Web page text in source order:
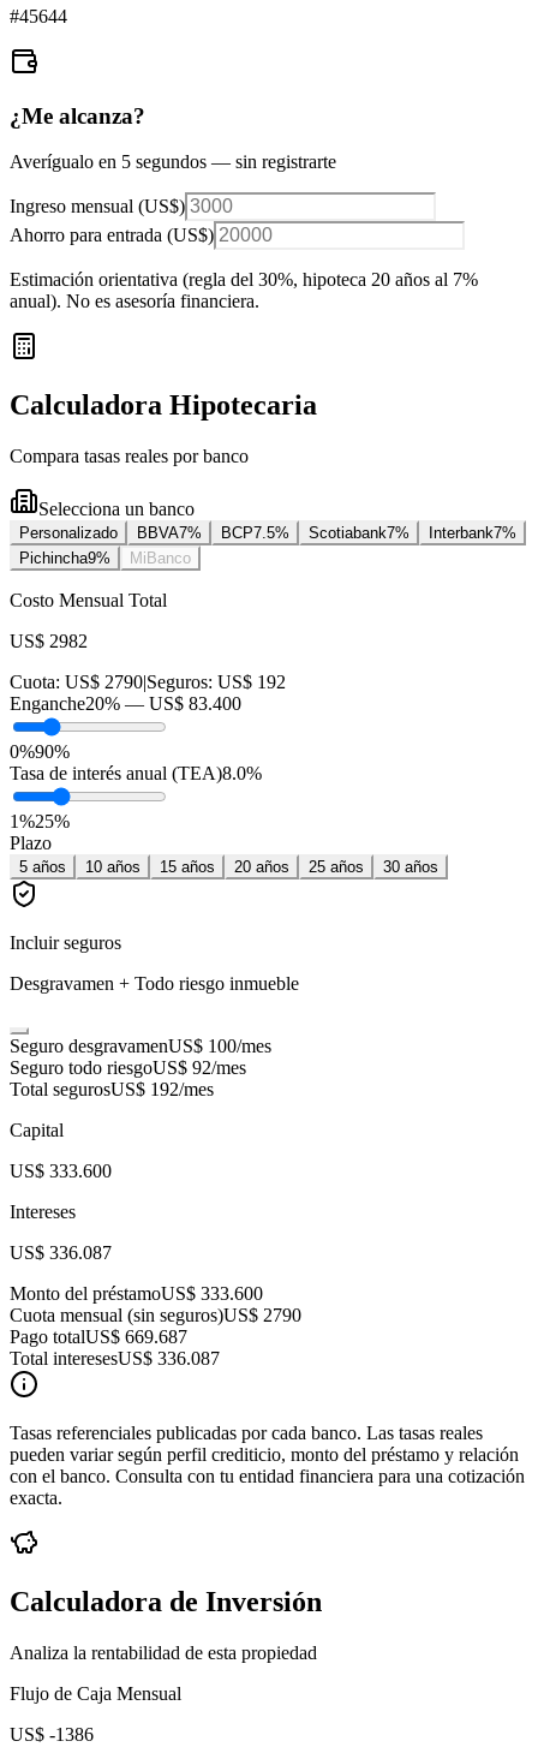
#45644
¿Me alcanza?
Averígualo en 5 segundos — sin registrarte
Ingreso mensual (US$)
Ahorro para entrada (US$)
Estimación orientativa (regla del 30%, hipoteca 20 años al 7%
anual). No es asesoría financiera.
Calculadora Hipotecaria
Compara tasas reales por banco
Selecciona un banco
Personalizado BBVA7% BCP7.5% Scotiabank7% Interbank7%
Pichincha9% MiBanco
Costo Mensual Total
US$ 2982
Cuota: US$ 2790|Seguros: US$ 192
Enganche20% — US$ 83.400
0%90%
Tasa de interés anual (TEA)8.0%
1%25%
Plazo
5 años 10 años 15 años 20 años 25 años 30 años
Incluir seguros
Desgravamen + Todo riesgo inmueble
Seguro desgravamenUS$ 100/mes
Seguro todo riesgoUS$ 92/mes
Total segurosUS$ 192/mes
Capital
US$ 333.600
Intereses
US$ 336.087
Monto del préstamoUS$ 333.600
Cuota mensual (sin seguros)US$ 2790
Pago totalUS$ 669.687
Total interesesUS$ 336.087
Tasas referenciales publicadas por cada banco. Las tasas reales
pueden variar según perfil crediticio, monto del préstamo y relación
con el banco. Consulta con tu entidad financiera para una cotización
exacta.
Calculadora de Inversión
Analiza la rentabilidad de esta propiedad
Flujo de Caja Mensual
US$ -1386